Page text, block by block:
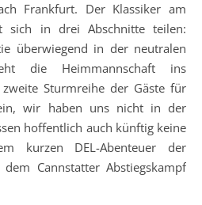
Frankfurt. Der Klassiker am
sich in drei Abschnitte teilen:
überwiegend in der neutralen
die Heimmannschaft ins
Sturmreihe der Gäste für
wir haben uns nicht in der
hoffentlich auch künftig keine
kurzen DEL-Abenteuer der
Cannstatter Abstiegskampf